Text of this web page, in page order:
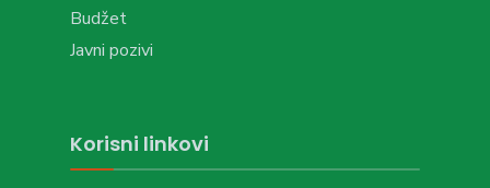
Budžet
Javni pozivi
Korisni linkovi